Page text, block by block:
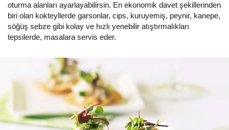
oturma alanları ayarlayabilirsin. En ekonomik davet şekillerinden
biri olan kokteyllerde garsonlar, cips, kuruyemiş, peynir, kanepe,
söğüş sebze gibi kolay ve hızlı yenebilir atıştırmalıkları
tepsilerde, masalara servis eder.